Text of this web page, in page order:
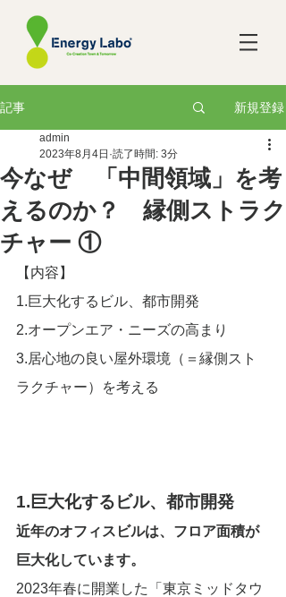
記事 新規登録
今なぜ 「中間領域」を考
えるのか？ 縁側ストラク
チャー ①
admin
2023年8月4日 読了時間: 3分
【内容】
1.巨大化するビル、都市開発
2.オープンエア・ニーズの高まり
3.居心地の良い屋外環境（＝縁側スト
ラクチャー）を考える
1.巨大化するビル、都市開発
近年のオフィスビルは、フロア面積が
巨大化しています。
2023年春に開業した「東京ミッドタウ